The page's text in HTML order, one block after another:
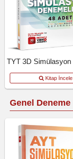
Kitap İncele
Genel Deneme